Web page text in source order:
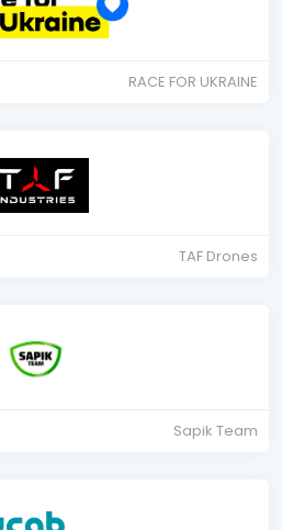
RACE FOR UKRAINE
TAF Drones
Sapik Team